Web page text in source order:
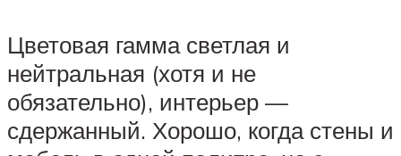
Цветовая гамма светлая и
нейтральная (хотя и не
обязательно), интерьер —
сдержанный. Хорошо, когда стены и